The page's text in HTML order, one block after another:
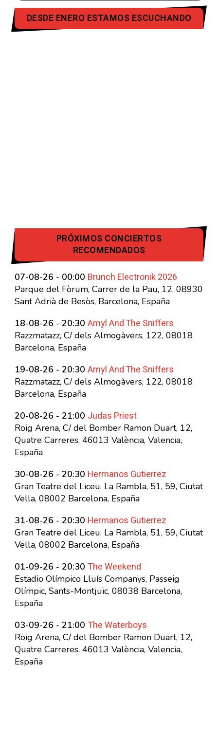
DESDE ENERO ESTAMOS ESCUCHANDO
PRÓXIMOS CONCIERTOS
RECOMENDADOS
07-08-26 - 00:00 Brunch Electronik 2026
Parque del Fòrum, Carrer de la Pau, 12, 08930
Sant Adrià de Besòs, Barcelona, España
18-08-26 - 20:30 Amyl And The Sniffers
Razzmatazz, C/ dels Almogàvers, 122, 08018
Barcelona, España
19-08-26 - 20:30 Amyl And The Sniffers
Razzmatazz, C/ dels Almogàvers, 122, 08018
Barcelona, España
20-08-26 - 21:00 Judas Priest
Roig Arena, C/ del Bomber Ramon Duart, 12,
Quatre Carreres, 46013 València, Valencia,
España
30-08-26 - 20:30 Hermanos Gutierrez
Gran Teatre del Liceu, La Rambla, 51, 59, Ciutat
Vella, 08002 Barcelona, España
31-08-26 - 20:30 Hermanos Gutierrez
Gran Teatre del Liceu, La Rambla, 51, 59, Ciutat
Vella, 08002 Barcelona, España
01-09-26 - 20:30 The Weekend
Estadio Olímpico Lluís Companys, Passeig
Olímpic, Sants-Montjuïc, 08038 Barcelona,
España
03-09-26 - 21:00 The Waterboys
Roig Arena, C/ del Bomber Ramon Duart, 12,
Quatre Carreres, 46013 València, Valencia,
España